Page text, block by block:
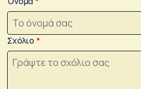
Σχόλιο